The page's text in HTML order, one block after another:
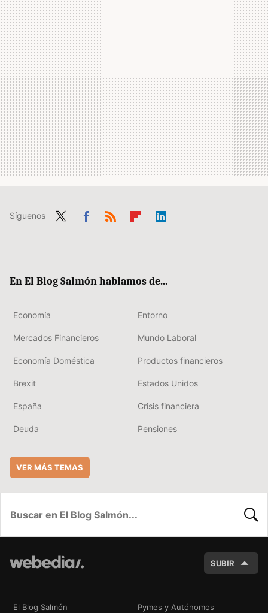
Síguenos
En El Blog Salmón hablamos de...
Economía Entorno
Mercados Financieros Mundo Laboral
Economía Doméstica Productos financieros
Brexit Estados Unidos
España Crisis financiera
Deuda Pensiones
VER MÁS TEMAS
SUBIR
El Blog Salmón Pymes y Autónomos